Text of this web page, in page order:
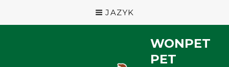
JAZYK
WONPET
PET